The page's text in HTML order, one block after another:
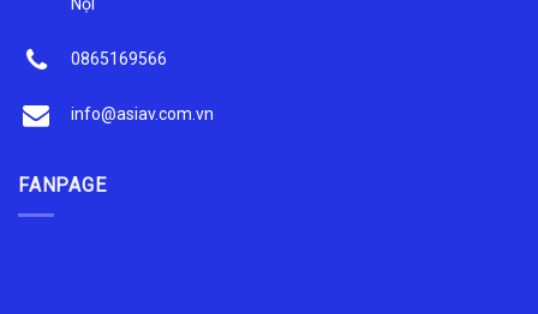
Nội
0865169566
info@asiav.com.vn
FANPAGE